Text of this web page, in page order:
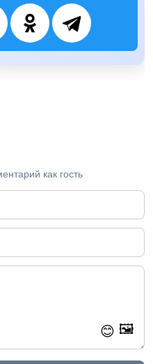
как гость
😊 🖼️